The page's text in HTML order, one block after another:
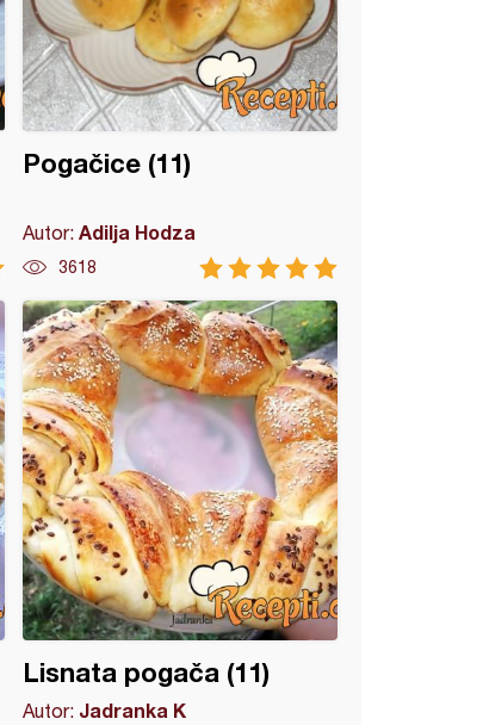
Pogačice (11)
Autor:Adilja Hodza
3618
Lisnata pogača (11)
Autor: Jadranka K